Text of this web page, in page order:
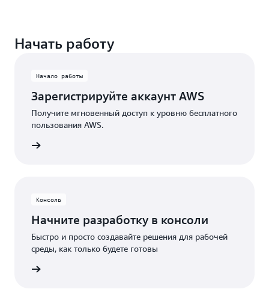
применяйте все доступные кредиты для
сервисами с установленными ежемесячными
уровень бесплатного пользования, для покрытия
дополнительных расходов автоматически
используются кредиты.
Начать работу
Начало работы
Зарегистрируйте аккаунт AWS
Получите мгновенный доступ к уровню бесплатного
пользования AWS.
Консоль
Начните разработку в консоли
Быстро и просто создавайте решения для рабочей
среды, как только будете готовы